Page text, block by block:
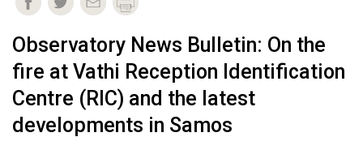
Observatory News Bulletin: On the
fire at Vathi Reception Identification
Centre (RIC) and the latest
developments in Samos